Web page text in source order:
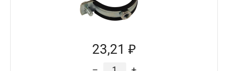
23,21 ₽